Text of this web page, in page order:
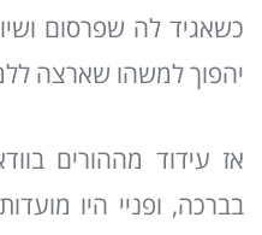
כשאגיד לה שפרסום
יהפוך למשהו שארצה
אז עידוד מההורים